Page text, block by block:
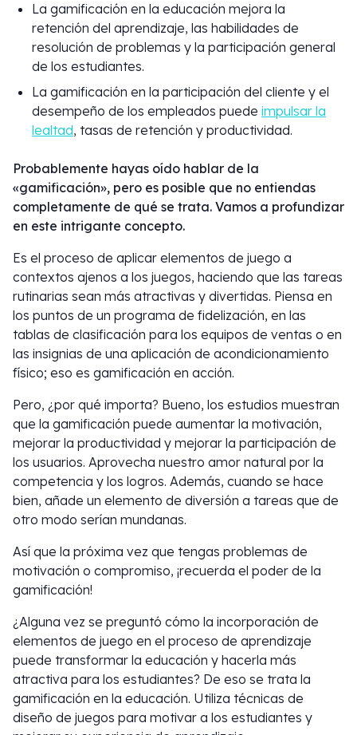
La gamificación en la educación mejora la
retención del aprendizaje, las habilidades de
resolución de problemas y la participación general
de los estudiantes.
La gamificación en la participación del cliente y el
desempeño de los empleados puede impulsar la
lealtad, tasas de retención y productividad.
Probablemente hayas oído hablar de la
«gamificación», pero es posible que no entiendas
completamente de qué se trata. Vamos a profundizar
en este intrigante concepto.
Es el proceso de aplicar elementos de juego a
contextos ajenos a los juegos, haciendo que las tareas
rutinarias sean más atractivas y divertidas. Piensa en
los puntos de un programa de fidelización, en las
tablas de clasificación para los equipos de ventas o en
las insignias de una aplicación de acondicionamiento
físico; eso es gamificación en acción.
Pero, ¿por qué importa? Bueno, los estudios muestran
que la gamificación puede aumentar la motivación,
mejorar la productividad y mejorar la participación de
los usuarios. Aprovecha nuestro amor natural por la
competencia y los logros. Además, cuando se hace
bien, añade un elemento de diversión a tareas que de
otro modo serían mundanas.
Así que la próxima vez que tengas problemas de
motivación o compromiso, ¡recuerda el poder de la
gamificación!
¿Alguna vez se preguntó cómo la incorporación de
elementos de juego en el proceso de aprendizaje
puede transformar la educación y hacerla más
atractiva para los estudiantes? De eso se trata la
gamificación en la educación. Utiliza técnicas de
diseño de juegos para motivar a los estudiantes y